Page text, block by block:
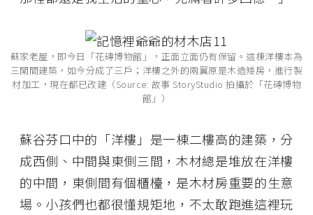
蘇家老屋，即今日「花磚博物館」，正面立面仍有保留。這棟洋樓本為
三開間建築，如今分成了三戶；洋樓之外的兩翼原是木造矮房，進行製
材加工，現在都已改建（Source: 故事 StoryStudio 拍攝於「花磚博物
館」）
蘇谷芬口中的「洋樓」是一棟二樓高的建築，分
成西側、中間與東側三間，木材總是堆放在洋樓
的中間，東側間有個櫃檯，是木材房重要的生意
場。小孩們也都很懂規矩地，不太敢跑進這裡玩